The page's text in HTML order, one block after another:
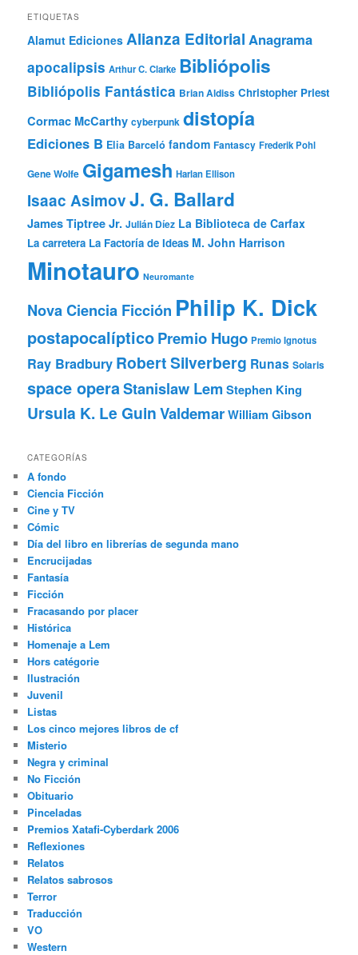
ETIQUETAS
Alamut Ediciones Alianza Editorial Anagrama
apocalipsis Arthur C. Clarke Bibliópolis
Bibliópolis Fantástica Brian Aldiss Christopher Priest
Cormac McCarthy cyberpunk distopía
Ediciones B Elia Barceló fandom Fantascy Frederik Pohl
Gene Wolfe Gigamesh Harlan Ellison
Isaac AsimovJ. G. Ballard
James Tiptree Jr. Julián Díez La Biblioteca de Carfax
La carretera La Factoría de Ideas M. John Harrison
Minotauro Neuromante
Nova Ciencia Ficción Philip K. Dick
postapocalípticoPremio Hugo Premio Ignotus
Ray Bradbury Robert Silverberg Runas Solaris
space operaStanislaw Lem Stephen King
Ursula K. Le GuinValdemarWilliam Gibson
CATEGORÍAS
A fondo
Ciencia Ficción
Cine y TV
Cómic
Día del libro en librerías de segunda mano
Encrucijadas
Fantasía
Ficción
Fracasando por placer
Histórica
Homenaje a Lem
Hors catégorie
Ilustración
Juvenil
Listas
Los cinco mejores libros de cf
Misterio
Negra y criminal
No Ficción
Obituario
Pinceladas
Premios Xatafi-Cyberdark 2006
Reflexiones
Relatos
Relatos sabrosos
Terror
Traducción
VO
Western